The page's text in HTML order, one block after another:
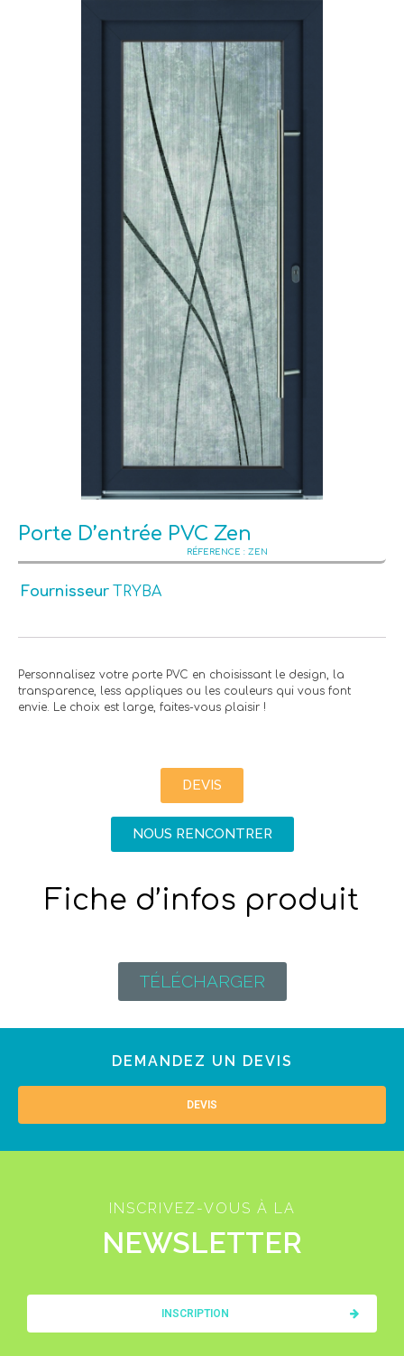
Porte D’entrée PVC Zen
ZEN
Fournisseur TRYBA
Personnalisez votre porte PVC en choisissant le design, la
transparence, less appliques ou les couleurs qui vous font
envie. Le choix est large, faites-vous plaisir !
DEVIS
NOUS RENCONTRER
Fiche d’infos produit
TÉLÉCHARGER
DEMANDEZ UN DEVIS
DEVIS
INSCRIVEZ-VOUS À LA
NEWSLETTER
INSCRIPTION